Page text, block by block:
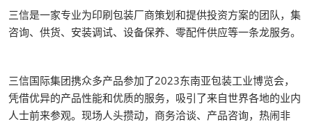
三信是一家专业为印刷包装厂商策划和提供投资方案的团队，集
咨询、供货、安装调试、设备保养、零配件供应等一条龙服务。
三信国际集团携众多产品参加了2023东南亚包装工业博览会，
凭借优异的产品性能和优质的服务，吸引了来自世界各地的业内
人士前来参观。现场人头攒动，商务洽谈、产品咨询，热闹非